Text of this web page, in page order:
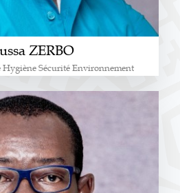
ZERBO
Sécurité Environnement